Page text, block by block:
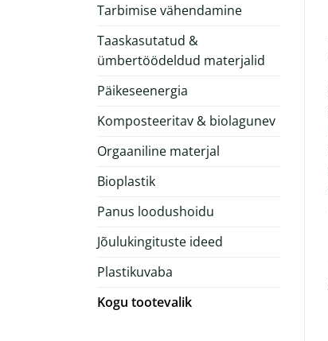
Tarbimise vähendamine
Taaskasutatud &
ümbertöödeldud materjalid
Päikeseenergia
Komposteeritav & biolagunev
Orgaaniline materjal
Bioplastik
Panus loodushoidu
Jõulukingituste ideed
Plastikuvaba
Kogu tootevalik